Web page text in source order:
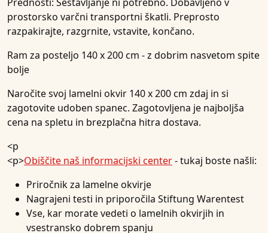
prostorsko varčni transportni škatli. Preprosto
razpakirajte, razgrnite, vstavite, končano.
Ram za posteljo 140 x 200 cm - z dobrim nasvetom spite
bolje
Naročite svoj lamelni okvir 140 x 200 cm zdaj in si
zagotovite udoben spanec. Zagotovljena je najboljša
cena na spletu in brezplačna hitra dostava.
<p
<p>Obiščite naš informacijski center- tukaj boste našli:
Priročnik za lamelne okvirje
Nagrajeni testi in priporočila Stiftung Warentest
Vse, kar morate vedeti o lamelnih okvirjih in
vsestransko dobrem spanju